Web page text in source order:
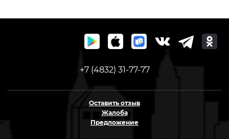
+7 (4832) 31-77-77
Оставить отзыв
Жалоба
Предложение